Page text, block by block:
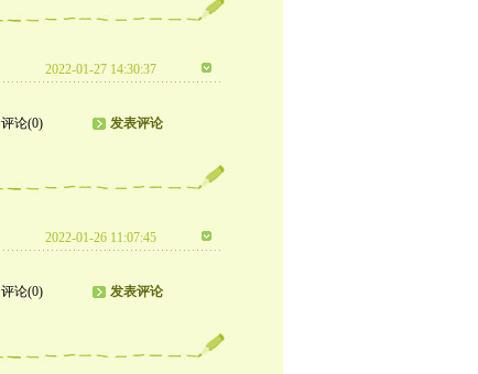
2022-01-27 14:30:37
评论(0) 发表评论
2022-01-26 11:07:45
评论(0) 发表评论